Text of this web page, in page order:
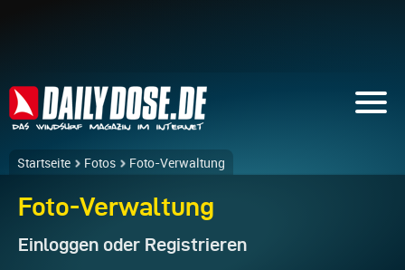
Startseite Fotos Foto-Verwaltung
Foto-Verwaltung
Einloggen oder Registrieren